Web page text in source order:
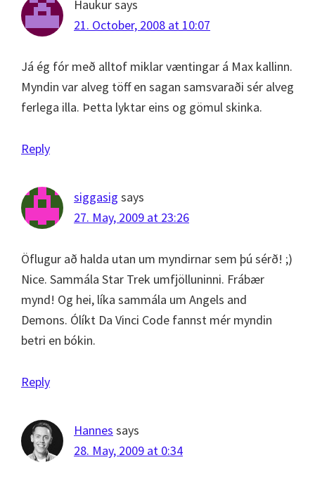
Haukursays
21. October, 2008 at 10:07
Já ég fór með alltof miklar væntingar á Max kallinn.
Myndin var alveg töff en sagan samsvaraði sér alveg
ferlega illa. Þetta lyktar eins og gömul skinka.
Reply
siggasig says
27. May, 2009 at 23:26
Öflugur að halda utan um myndirnar sem þú sérð! ;)
Nice. Sammála Star Trek umfjölluninni. Frábær
mynd! Og hei, líka sammála um Angels and
Demons. Ólíkt Da Vinci Code fannst mér myndin
betri en bókin.
Reply
Hannes says
28. May, 2009 at 0:34